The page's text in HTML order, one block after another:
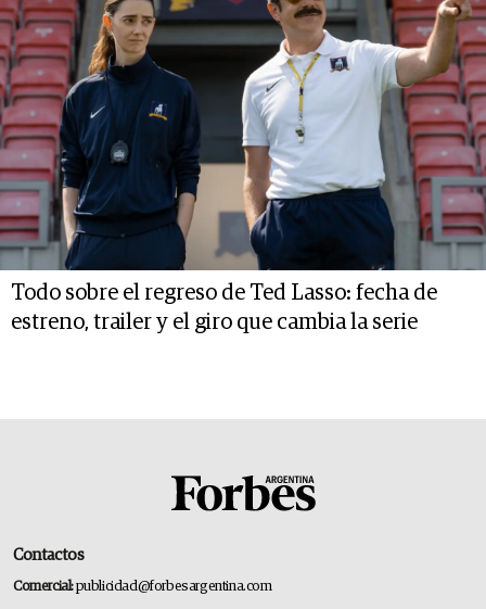
Todo sobre el regreso de Ted Lasso: fecha de
estreno, trailer y el giro que cambia la serie
Contactos
Comercial:publicidad@forbesargentina.com